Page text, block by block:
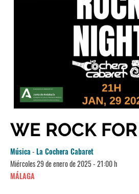
WE ROCK
Música-La Cochera Cabaret
Miércoles 29 de enero de 2025 - 21:00 h
MÁLAGA